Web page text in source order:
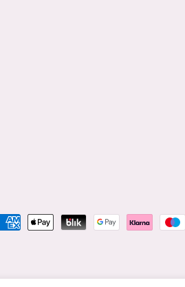
Betalningsmetoder